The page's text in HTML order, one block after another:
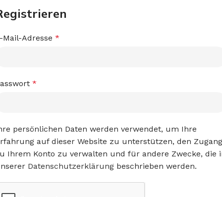
Mail-Adresse *
*
persönlichen Daten werden verwendet, um Ihre
auf dieser Website zu unterstützen, den Zugang
Ihrem Konto zu verwalten und für andere Zwecke, die
Datenschutzerklärung beschrieben werden.